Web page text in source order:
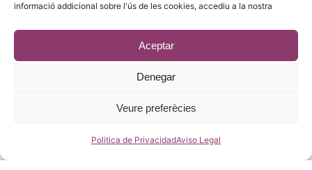
informació addicional sobre l'ús de les cookies, accediu a la nostra
Aceptar
Denegar
Veure preferècies
Politica de PrivacidadAviso Legal
Català (Catalán) Español